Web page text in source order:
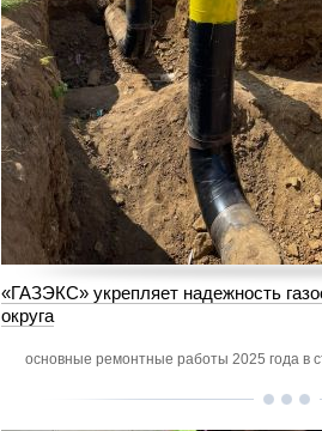
«ГАЗЭКС» укрепляет надежность
округа
основные ремонтные работы 2025 года в